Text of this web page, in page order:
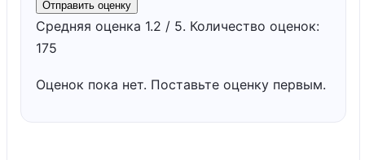
Отправить оценку
Средняя оценка 1.2 / 5. Количество оценок:
175
Оценок пока нет. Поставьте оценку первым.